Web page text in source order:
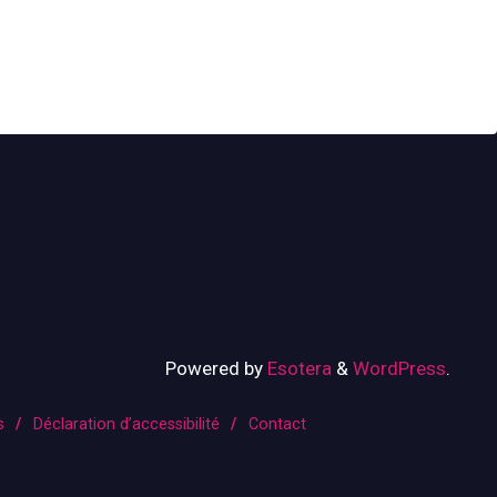
Powered byEsotera & WordPress.
/ Déclaration d’accessibilité / Contact